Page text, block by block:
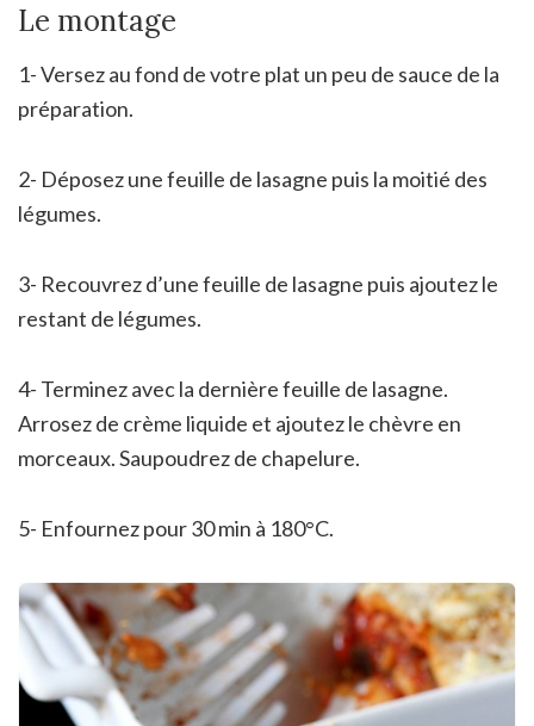
Le montage
1- Versez au fond de votre plat un peu de sauce de la
préparation.
2- Déposez une feuille de lasagne puis la moitié des
légumes.
3- Recouvrez d’une feuille de lasagne puis ajoutez le
restant de légumes.
4- Terminez avec la dernière feuille de lasagne.
Arrosez de crème liquide et ajoutez le chèvre en
morceaux. Saupoudrez de chapelure.
5- Enfournez pour 30 min à 180°C.